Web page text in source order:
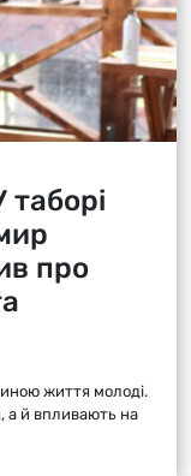
про
життя молоді.
а й впливають на